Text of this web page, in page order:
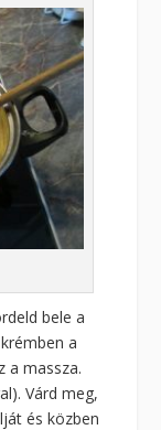
bele a
a
a massza.
Várd meg,
és közben